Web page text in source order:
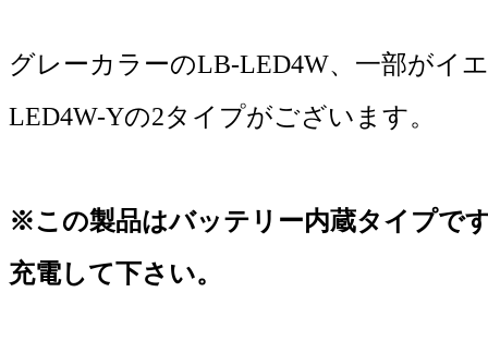
グレーカラーのLB-LED4W、一部がイ
LED4W-Yの2タイプがございます。
※この製品はバッテリー内蔵タイプで
充電して下さい。